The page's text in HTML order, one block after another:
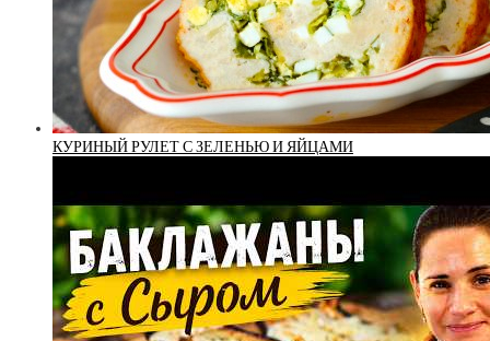
КУРИНЫЙ РУЛЕТ С ЗЕЛЕНЬЮ И ЯЙЦАМИ